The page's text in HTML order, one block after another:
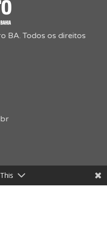
BA. Todos os direitos